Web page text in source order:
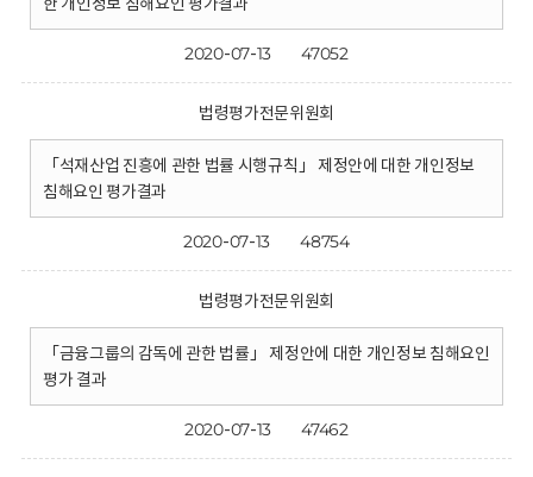
2020-07-13 47052
법령평가전문위원회
「석재산업 진흥에 관한 법률 시행규칙」 제정안에 대한 개인정보
침해요인 평가결과
2020-07-13 48754
법령평가전문위원회
「금융그룹의 감독에 관한 법률」 제정안에 대한 개인정보 침해요인
평가 결과
2020-07-13 47462